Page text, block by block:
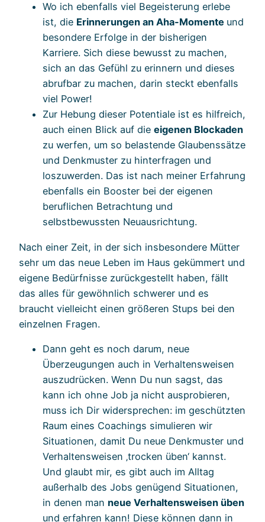
Wo ich ebenfalls viel Begeisterung erlebe
ist, die Erinnerungen an Aha-Momente und
besondere Erfolge in der bisherigen
Karriere. Sich diese bewusst zu machen,
sich an das Gefühl zu erinnern und dieses
abrufbar zu machen, darin steckt ebenfalls
viel Power!
Zur Hebung dieser Potentiale ist es hilfreich,
auch einen Blick auf die eigenen Blockaden
zu werfen, um so belastende Glaubenssätze
und Denkmuster zu hinterfragen und
loszuwerden. Das ist nach meiner Erfahrung
ebenfalls ein Booster bei der eigenen
beruflichen Betrachtung und
selbstbewussten Neuausrichtung.
Nach einer Zeit, in der sich insbesondere Mütter
sehr um das neue Leben im Haus gekümmert und
eigene Bedürfnisse zurückgestellt haben, fällt
das alles für gewöhnlich schwerer und es
braucht vielleicht einen größeren Stups bei den
einzelnen Fragen.
Dann geht es noch darum, neue
Überzeugungen auch in Verhaltensweisen
auszudrücken. Wenn Du nun sagst, das
kann ich ohne Job ja nicht ausprobieren,
muss ich Dir widersprechen: im geschützten
Raum eines Coachings simulieren wir
Situationen, damit Du neue Denkmuster und
Verhaltensweisen ‚trocken üben‘ kannst.
Und glaubt mir, es gibt auch im Alltag
außerhalb des Jobs genügend Situationen,
in denen man neue Verhaltensweisen üben
und erfahren kann! Diese können dann in